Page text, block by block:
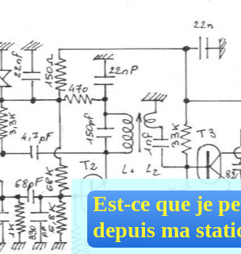
Est-ce que je
depuis ma